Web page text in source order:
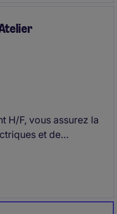
H/F, vous assurez la
et de